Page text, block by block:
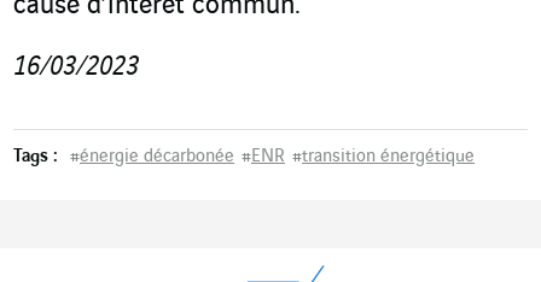
cause d’intérêt commun.
16/03/2023
Tags : #énergie décarbonée #ENR #transition énergétique